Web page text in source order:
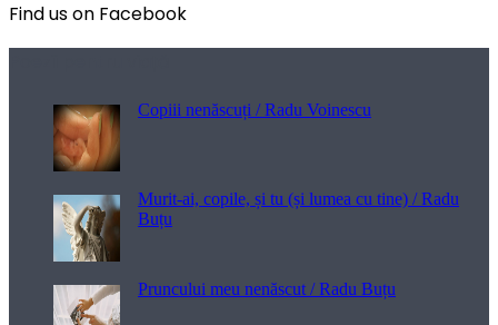
Find us on Facebook
Copiii nenăscuți / Radu Voinescu
Murit-ai, copile, și tu (și lumea cu tine) / Radu
Buțu
Pruncului meu nenăscut / Radu Buțu